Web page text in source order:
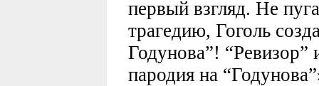
первый взгляд. Не
трагедию, Гоголь
Годунова”! “Ревизор”
пародия на